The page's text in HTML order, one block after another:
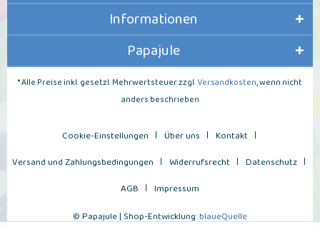
Informationen
Papajule
* Alle Preise inkl. gesetzl. Mehrwertsteuer zzgl. Versandkosten, wenn nicht
anders beschrieben
Cookie-Einstellungen Über uns
Kontakt
Versand und Zahlungsbedingungen
Widerrufsrecht
Datenschutz
AGB
Impressum
© Papajule | Shop-Entwicklung:blaueQuelle